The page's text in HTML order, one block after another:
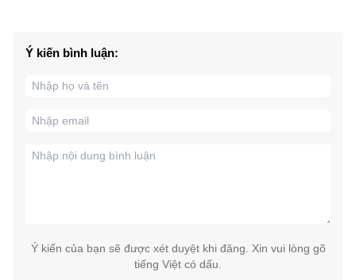
Ý kiến bình luận:
Ý kiến của bạn sẽ được xét duyệt khi đăng. Xin vui lòng gõ
tiếng Việt có dấu.